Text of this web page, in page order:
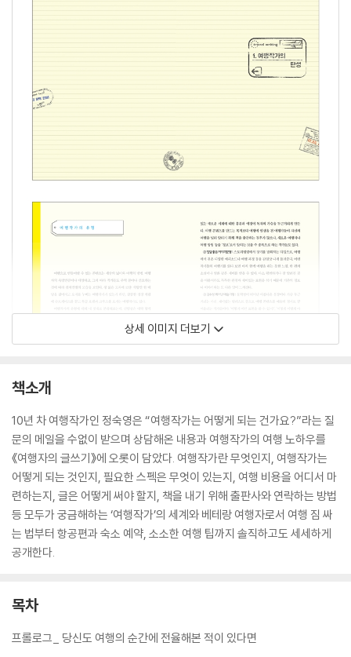
상세 이미지 더보기
책소개
10년 차 여행작가인 정숙영은 “여행작가는 어떻게 되는 건가요?”라는 질
문의 메일을 수없이 받으며 상담해온 내용과 여행작가의 여행 노하우를
《여행자의 글쓰기》에 오롯이 담았다. 여행작가란 무엇인지, 여행작가는
어떻게 되는 것인지, 필요한 스펙은 무엇이 있는지, 여행 비용을 어디서 마
련하는지, 글은 어떻게 써야 할지, 책을 내기 위해 출판사와 연락하는 방법
등 모두가 궁금해하는 ‘여행작가’의 세계와 베테랑 여행자로서 여행 짐 싸
는 법부터 항공편과 숙소 예약, 소소한 여행 팁까지 솔직하고도 세세하게
공개한다.
목차
프롤로그_ 당신도 여행의 순간에 전율해본 적이 있다면